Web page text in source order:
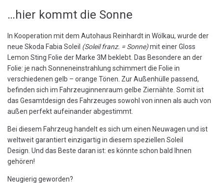
…hier kommt die Sonne
In Kooperation mit dem Autohaus Reinhardt in Wölkau, wurde der
neue Skoda Fabia Soleil (Soleil franz. = Sonne)mit einer Gloss
Lemon Sting Folie der Marke 3M beklebt. Das Besondere an der
Folie: je nach Sonneneinstrahlung schimmert die Folie in
verschiedenen gelb – orange Tönen. Zur Außenhülle passend,
befinden sich im Fahrzeuginnenraum gelbe Ziernähte. Somit ist
das Gesamtdesign des Fahrzeuges sowohl von innen als auch von
außen perfekt aufeinander abgestimmt.
Bei diesem Fahrzeug handelt es sich um einen Neuwagen und ist
weltweit garantiert einzigartig in diesem speziellen Soleil
Design. Und das Beste daran ist: es könnte schon bald Ihnen
gehören!
Neugierig geworden?